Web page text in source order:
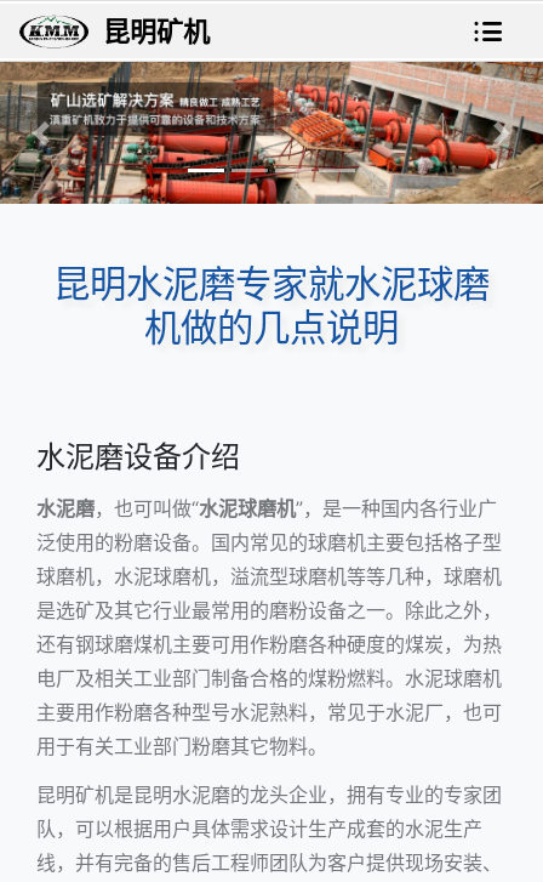
昆明矿机
上一张 下
昆明水泥磨专家就水泥球磨
机做的几点说明
水泥磨设备介绍
水泥磨，也可叫做“水泥球磨机”，是一种国内各行业广
泛使用的粉磨设备。国内常见的球磨机主要包括格子型
球磨机， 水泥球磨机，溢流型球磨机等等几种，球磨机
是选矿及其它行业最常用的磨粉设备之一。除此之外，
还有钢球磨煤机主要可用作粉磨各种硬度的煤炭，为热
电厂及相关工业部门制备合格的煤粉燃料。水泥球磨机
主要用作粉磨各种型号水泥熟料，常见于水泥厂，也可
用于有关工业部门粉磨其它物料。
昆明矿机是昆明水泥磨的龙头企业，拥有专业的专家团
队，可以根据用户具体需求设计生产成套的水泥生产
线，并有完备的售后工程师团队为客户提供现场安装、